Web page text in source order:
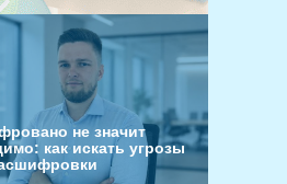
не значит
как искать угрозы